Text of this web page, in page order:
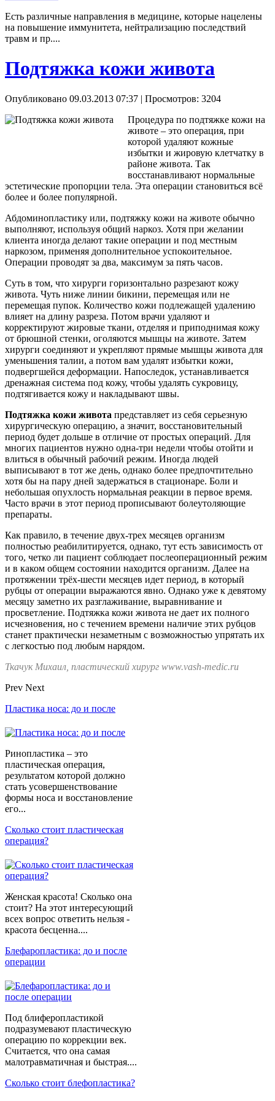
Есть различные направления в медицине, которые нацелены
на повышение иммунитета, нейтрализацию последствий
травм и пр....
Подтяжка кожи живота
Опубликовано 09.03.2013 07:37 | Просмотров: 3204
Процедура по подтяжке кожи на
животе – это операция, при
которой удаляют кожные
избытки и жировую клетчатку в
районе живота. Так
восстанавливают нормальные
эстетические пропорции тела. Эта операции становиться всё
более и более популярной.
Абдоминопластику или, подтяжку кожи на животе обычно
выполняют, используя общий наркоз. Хотя при желании
клиента иногда делают такие операции и под местным
наркозом, применяя дополнительное успокоительное.
Операции проводят за два, максимум за пять часов.
Суть в том, что хирурги горизонтально разрезают кожу
живота. Чуть ниже линии бикини, перемещая или не
перемещая пупок. Количество кожи подлежащей удалению
влияет на длину разреза. Потом врачи удаляют и
корректируют жировые ткани, отделяя и приподнимая кожу
от брюшной стенки, оголяются мышцы на животе. Затем
хирурги соединяют и укрепляют прямые мышцы живота для
уменьшения талии, а потом вам удалят избытки кожи,
подвергшейся деформации. Напоследок, устанавливается
дренажная система под кожу, чтобы удалять сукровицу,
подтягивается кожу и накладывают швы.
Подтяжка кожи живота представляет из себя серьезную
хирургическую операцию, а значит, восстановительный
период будет дольше в отличие от простых операций. Для
многих пациентов нужно одна-три недели чтобы отойти и
влиться в обычный рабочий режим. Иногда людей
выписывают в тот же день, однако более предпочтительно
хотя бы на пару дней задержаться в стационаре. Боли и
небольшая опухлость нормальная реакции в первое время.
Часто врачи в этот период прописывают болеутоляющие
препараты.
Как правило, в течение двух-трех месяцев организм
полностью реабилитируется, однако, тут есть зависимость от
того, четко ли пациент соблюдает послеоперационный режим
и в каком общем состоянии находится организм. Далее на
протяжении трёх-шести месяцев идет период, в который
рубцы от операции выражаются явно. Однако уже к девятому
месяцу заметно их разглаживание, выравнивание и
просветление. Подтяжка кожи живота не дает их полного
исчезновения, но с течением времени наличие этих рубцов
станет практически незаметным с возможностью упрятать их
с легкостью под любым нарядом.
Ткачук Михаил, пластический хирург www.vash-medic.ru
Prev Next
Пластика носа: до и после
Ринопластика – это
пластическая операция,
результатом которой должно
стать усовершенствование
формы носа и восстановление
его...
Сколько стоит пластическая
операция?
Женская красота! Сколько она
стоит? На этот интересующий
всех вопрос ответить нельзя -
красота бесценна....
Блефаропластика: до и после
операции
Под блиферопластикой
подразумевают пластическую
операцию по коррекции век.
Считается, что она самая
малотравматичная и быстрая....
Сколько стоит блефопластика?